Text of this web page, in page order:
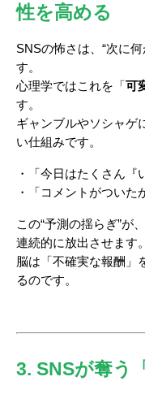
性を高める
SNSの怖さは、“次に
す。
心理学ではこれを「 可
す。
ギャンブルやソシャゲ
い仕組みです。
・「今日はたくさん『
・「コメントがついた
この“予測の揺らぎ”が
連続的に放出させます。
脳は「不確実な報酬」
るのです。
3. SNSが奪う